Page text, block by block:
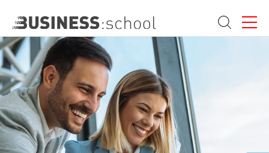
Menü
Suche